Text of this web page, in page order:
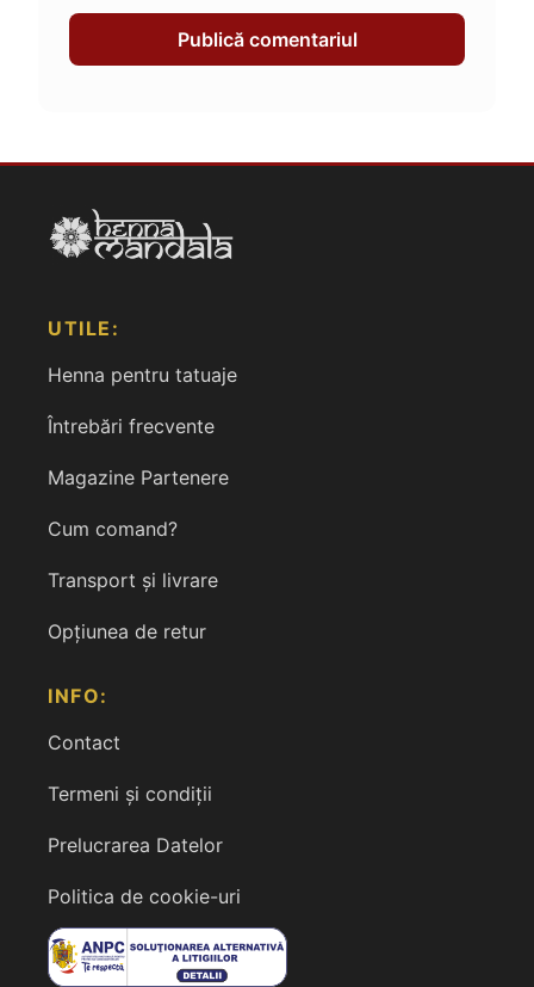
UTILE:
Henna pentru tatuaje
Întrebări frecvente
Magazine Partenere
Cum comand?
Transport și livrare
Opțiunea de retur
INFO:
Contact
Termeni și condiții
Prelucrarea Datelor
Politica de cookie-uri